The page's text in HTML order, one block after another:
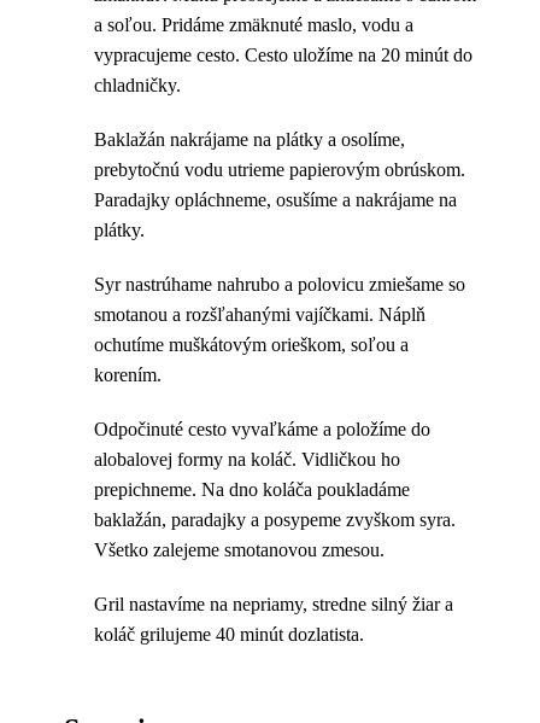
a soľou. Pridáme zmäknuté maslo, vodu a
vypracujeme cesto. Cesto uložíme na 20 minút do
chladničky.
Baklažán nakrájame na plátky a osolíme,
prebytočnú vodu utrieme papierovým obrúskom.
Paradajky opláchneme, osušíme a nakrájame na
plátky.
Syr nastrúhame nahrubo a polovicu zmiešame so
smotanou a rozšľahanými vajíčkami. Náplň
ochutíme muškátovým orieškom, soľou a
korením.
Odpočinuté cesto vyvaľkáme a položíme do
alobalovej formy na koláč. Vidličkou ho
prepichneme. Na dno koláča poukladáme
baklažán, paradajky a posypeme zvyškom syra.
Všetko zalejeme smotanovou zmesou.
Gril nastavíme na nepriamy, stredne silný žiar a
koláč grilujeme 40 minút dozlatista.